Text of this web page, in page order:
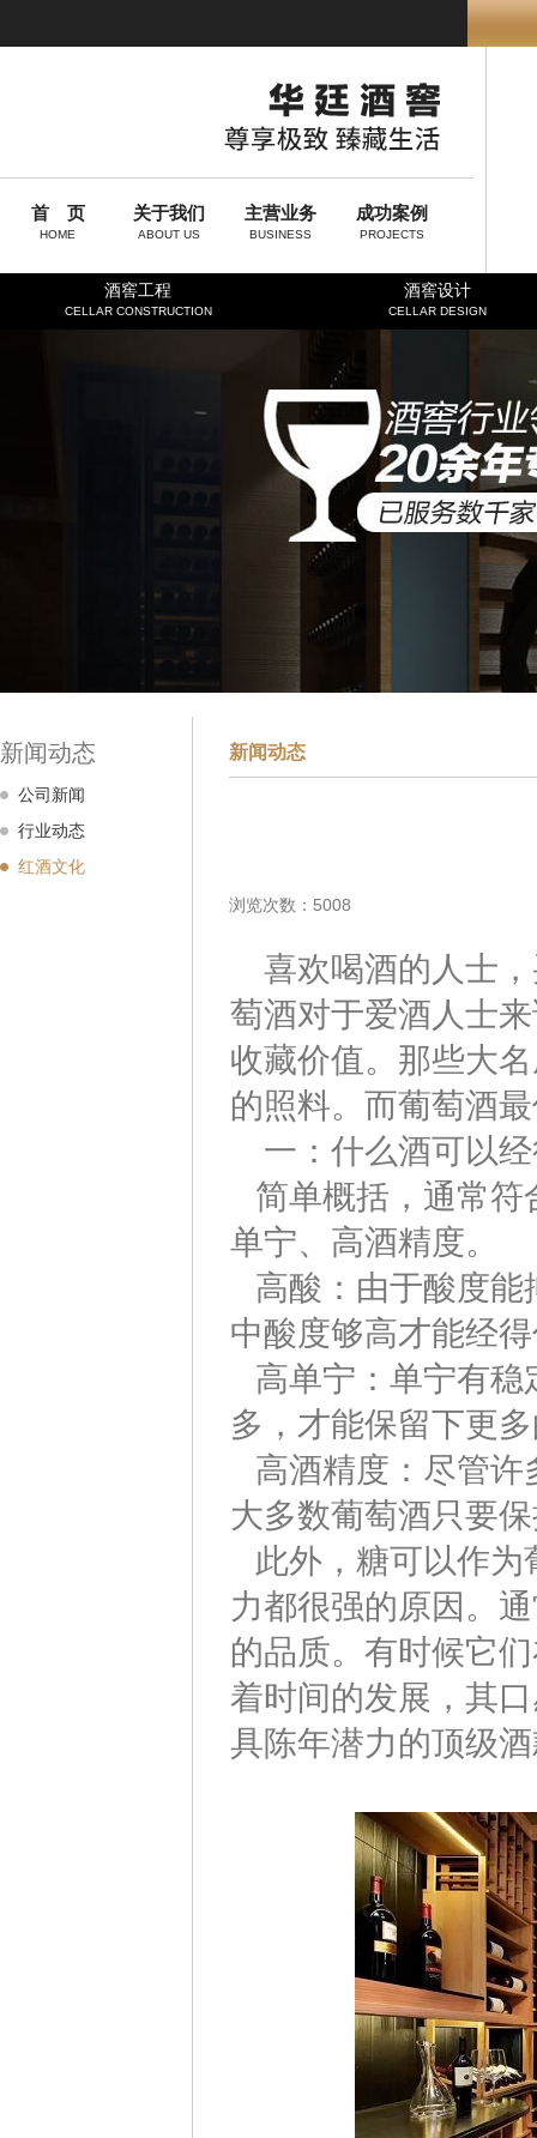
首 页
HOME
关于我们
ABOUT US
主营业务
BUSINESS
成功案例
PROJECTS
酒窖工程
CELLAR CONSTRUCTION
酒窖设计
CELLAR DESIGN
新闻动态
公司新闻
行业动态
红酒文化
新闻动态
浏览次数：5008
喜欢喝酒的人士，
萄酒对于爱酒人士
收藏价值。那些大
的照料。而葡萄酒
一：什么酒可以经
简单概括，通常
单宁、高酒精度。
高酸：由于酸度能
中酸度够高才能经
高单宁：单宁有稳
多，才能保留下更
高酒精度：尽管许
大多数葡萄酒只要
此外，糖可以作为
力都很强的原因。
的品质。有时候它
着时间的发展，其
具陈年潜力的顶级